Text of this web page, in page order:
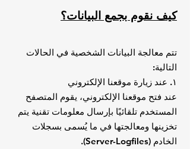
كيف نقوم بجمع البيانات؟
تتم معالجة البيانات الشخصية في الحالات
التالية:
١. عند زيارة موقعنا الإلكتروني
عند فتح موقعنا الإلكتروني، يقوم المتصفح
المستخدم تلقائيًا بإرسال معلومات تقنية يتم
تخزينها ومعالجتها في ما يُسمى بسجلات
الخادم (Server-Logfiles).